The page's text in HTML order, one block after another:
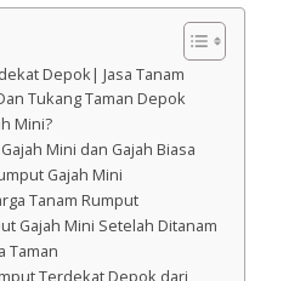
Depok| Jasa Tanam
Tukang Taman Depok
Mini?
Mini dan Gajah Biasa
Gajah Mini
Tanam Rumput
Gajah Mini Setelah Ditanam
Taman